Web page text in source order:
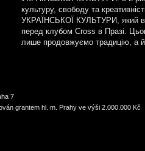
культуру, свободу та
УКРАЇНСЬКОЇ КУЛЬТУРИ, який
перед клубом Cross в Празі.
лише продовжуємо традицію, а
7
grantem hl. m. Prahy ve výši 2.000.000 Kč